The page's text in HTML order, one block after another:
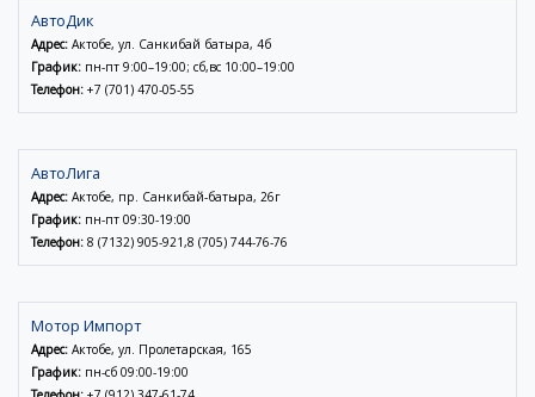
АвтоДик
Адрес: Актобе, ул. Санкибай батыра, 4б
График: пн-пт 9:00–19:00; сб,вс 10:00–19:00
Телефон: +7 (701) 470-05-55
АвтоЛига
Адрес: Актобе, пр. Санкибай-батыра, 26г
График: пн-пт 09:30-19:00
Телефон: 8 (7132) 905-921,8 (705) 744-76-76
Мотор Импорт
Адрес: Актобе, ул. Пролетарская, 165
График: пн-сб 09:00-19:00